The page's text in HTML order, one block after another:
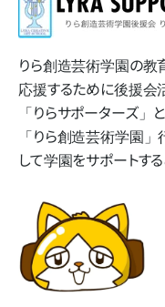
りら創造芸術学園の​
応援する​ために​後援会
「りらサポーターズ」
「りら創造芸術学園
して​学園を​サポートす